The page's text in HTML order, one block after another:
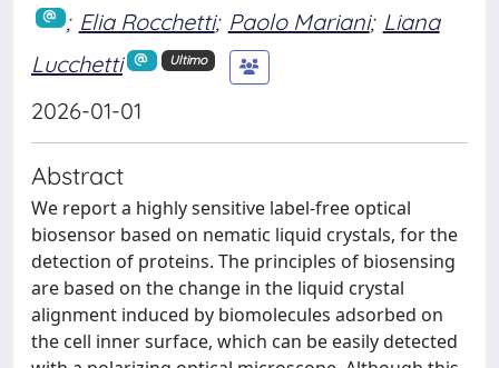
; Elia Rocchetti; Paolo Mariani; Liana
Lucchetti
Ultimo
2026-01-01
Abstract
We report a highly sensitive label-free optical
biosensor based on nematic liquid crystals, for the
detection of proteins. The principles of biosensing
are based on the change in the liquid crystal
alignment induced by biomolecules adsorbed on
the cell inner surface, which can be easily detected